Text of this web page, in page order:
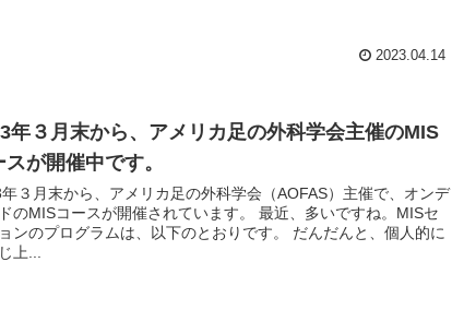
2023.04.14
年３月末から、アメリカ足の外科学会主催のMIS
スが開催中です。
３月末から、アメリカ足の外科学会（AOFAS）主催で、オンデ
のMISコースが開催されています。 最近、多いですね。MISセ
ンのプログラムは、以下のとおりです。 だんだんと、個人的に
上...